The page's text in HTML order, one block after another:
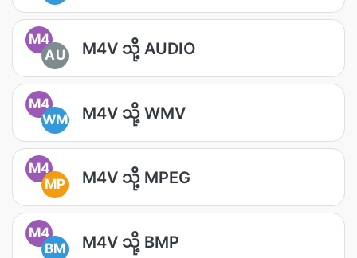
M4
AU
M4V သို့ AUDIO
M4
WM
M4V သို့ WMV
M4
MP
M4V သို့ MPEG
M4
BM
M4V သို့ BMP